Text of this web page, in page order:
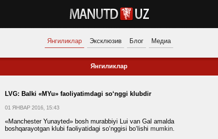
Янгиликлар Эксклюзив Блог Медиа
Янгиликлар
LVG: Balki «MYu» faoliyatimdagi so‘nggi klubdir
01 ЯНВАР 2016, 15:43
«Manchester Yunayted» bosh murabbiyi Lui van Gal amalda
boshqarayotgan klubi faoliyatidagi so‘nggisi bo‘lishi mumkin.